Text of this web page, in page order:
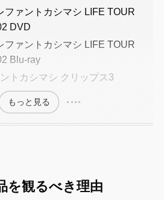
ファントカシマシ LIFE TOUR
DVD
ファントカシマシ LIFE TOUR
Blu-ray
トカシマシ クリップス3
もっと見る
を観るべき理由